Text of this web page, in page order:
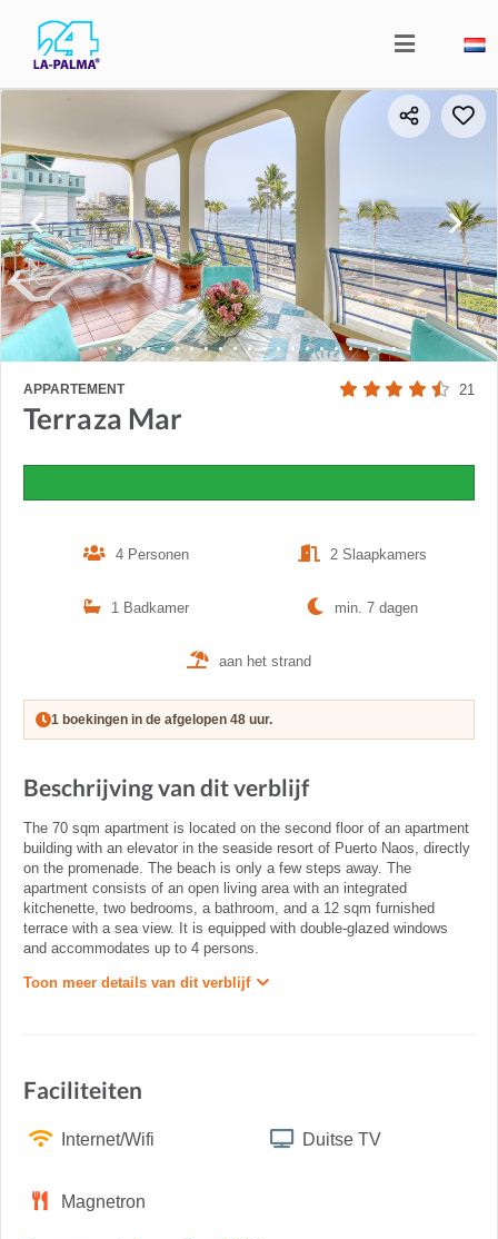
APPARTEMENT 21
Terraza Mar
4 Personen 2 Slaapkamers
1 Badkamer min. 7 dagen
aan het strand
1 boekingen in de afgelopen 48 uur.
Beschrijving van dit verblijf
The 70 sqm apartment is located on the second floor of an apartment
building with an elevator in the seaside resort of Puerto Naos, directly
on the promenade. The beach is only a few steps away. The
apartment consists of an open living area with an integrated
kitchenette, two bedrooms, a bathroom, and a 12 sqm furnished
terrace with a sea view. It is equipped with double-glazed windows
and accommodates up to 4 persons.
Toon meer details van dit verblijf
Faciliteiten
Internet/Wifi Duitse TV
Magnetron